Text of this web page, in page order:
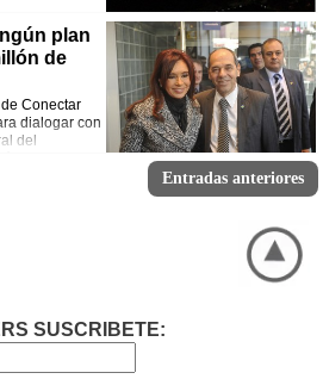
plan
de
Conectar
dialogar con
del
secundarias de todo el país: “Experiencias
otros lugares del mundo”.
Entradas anteriores
SUSCRIBETE: